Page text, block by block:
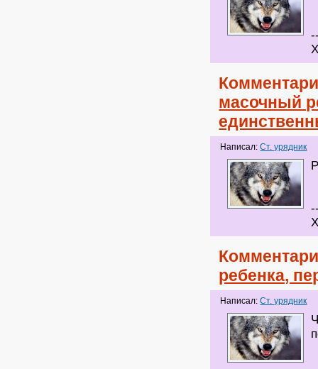
масочный
Написал:Ст. урядник
ребенка,
Написал:Ст. урядник